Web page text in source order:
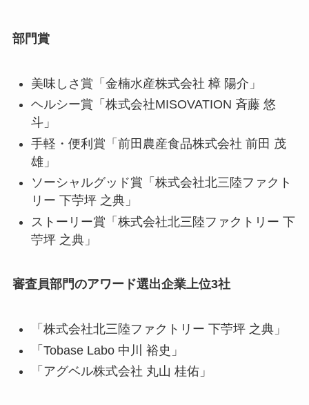
部門賞
美味しさ賞「 金楠水産株式会社 樟 陽介 」
ヘルシー賞「 株式会社MISOVATION 斉藤 悠
斗」
手軽・便利賞「 前田農産食品株式会社 前田 茂
雄」
ソーシャルグッド賞「 株式会社北三陸ファクト
リー 下苧坪 之典」
ストーリー賞「 株式会社北三陸ファクトリー 下
苧坪 之典」
審査員部門のアワード選出企業上位3社
「 株式会社北三陸ファクトリー 下苧坪 之典」
「 Tobase Labo 中川 裕史 」
「 アグベル株式会社 丸山 桂佑」